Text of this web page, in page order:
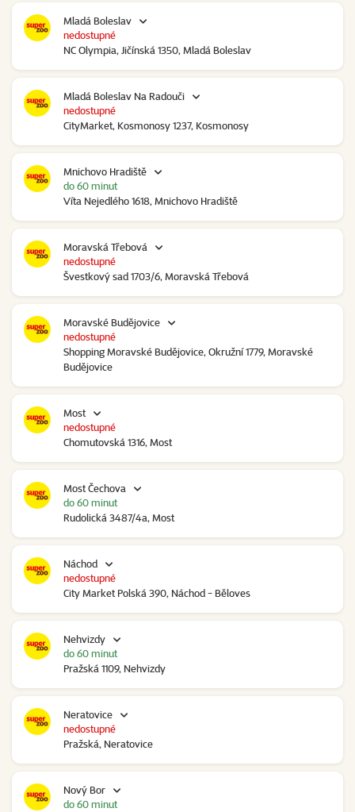
Mladá Boleslav
NC Olympia, Jičínská 1350, Mladá Boleslav
nedostupné
Mladá Boleslav Na Radouči
CityMarket, Kosmonosy 1237, Kosmonosy
nedostupné
Mnichovo Hradiště
Víta Nejedlého 1618, Mnichovo Hradiště
do 60 minut
Moravská Třebová
Švestkový sad 1703/6, Moravská Třebová
nedostupné
Moravské Budějovice
Shopping Moravské Budějovice, Okružní 1779, Moravské
Budějovice
nedostupné
Most
Chomutovská 1316, Most
nedostupné
Most Čechova
Rudolická 3487/4a, Most
do 60 minut
Náchod
City Market Polská 390, Náchod - Běloves
nedostupné
Nehvizdy
Pražská 1109, Nehvizdy
do 60 minut
Neratovice
Pražská, Neratovice
nedostupné
Nový Bor
do 60 minut